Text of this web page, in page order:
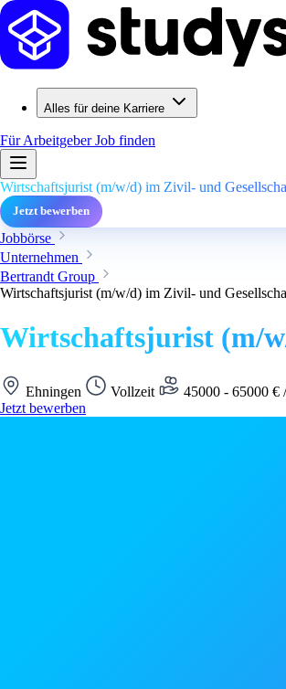
Alles für deine Karriere
Für ArbeitgeberJob finden
Wirtschaftsjurist (m/w/d) im Zivil- und
Jetzt bewerben
Jobbörse
Unternehmen
Bertrandt Group
Wirtschaftsjurist (m/w/d) im Zivil- und
Wirtschaftsjurist (m/
Ehningen Vollzeit 45000 - 65000 €
Jetzt bewerben